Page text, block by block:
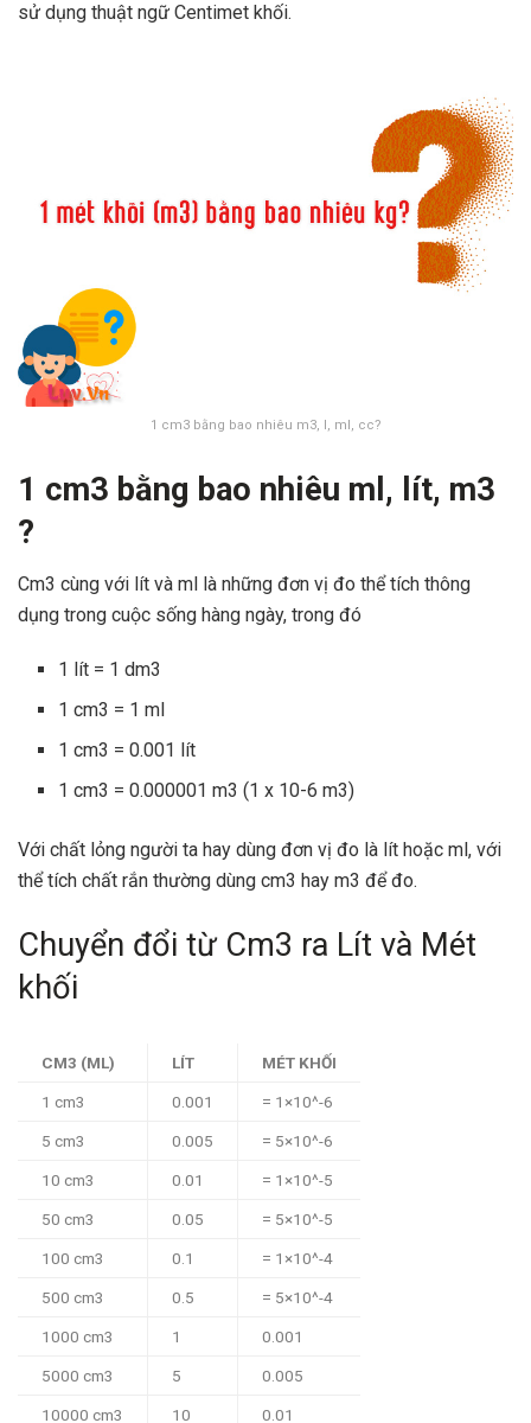
sử dụng thuật ngữ Centimet khối.
1 cm3 bằng bao nhiêu m3, l, ml, cc?
1 cm3 bằng bao nhiêu ml, lít, m3
?
Cm3 cùng với lít và ml là những đơn vị đo thể tích thông
dụng trong cuộc sống hàng ngày, trong đó
1 lít = 1 dm3
1 cm3 = 1 ml
1 cm3 = 0.001 lít
1 cm3 = 0.000001 m3 (1 x 10-6 m3)
Với chất lỏng người ta hay dùng đơn vị đo là lít hoặc ml, với
thể tích chất rắn thường dùng cm3 hay m3 để đo.
Chuyển đổi từ Cm3 ra Lít và Mét
khối
CM3 (ML) LÍT MÉT KHỐI
1 cm3 0.001 = 1×10^-6
5 cm3 0.005 = 5×10^-6
10 cm3 0.01 = 1×10^-5
50 cm3 0.05 = 5×10^-5
100 cm3 0.1 = 1×10^-4
500 cm3 0.5 = 5×10^-4
1000 cm3 1 0.001
5000 cm3 5 0.005
10000 cm3 10 0.01